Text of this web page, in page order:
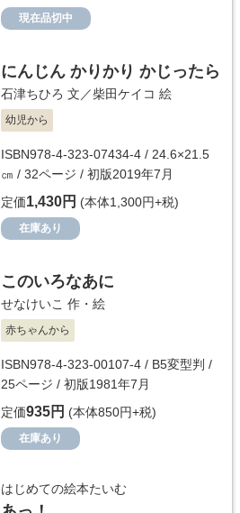
現在品切中
にんじん かりかり かじったら
石津ちひろ 文／柴田ケイコ 絵
幼児から
ISBN978-4-323-07434-4 / 24.6×21.5
㎝ / 32ページ / 初版2019年7月
定価1,430円 (本体1,300円+税)
在庫あり
このいろなあに
せなけいこ 作・絵
赤ちゃんから
ISBN978-4-323-00107-4 / B5変型判 /
25ページ / 初版1981年7月
定価935円 (本体850円+税)
在庫あり
はじめての絵本たいむ